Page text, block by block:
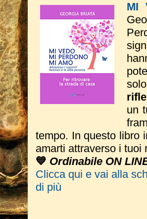
MI
un
tempo. In questo libro
amarti attraverso i tuoi
💙 Ordinabile ON
Clicca qui e vai alla
di più